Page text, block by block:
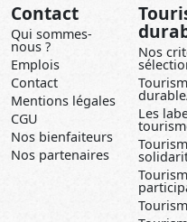
Contact
Qui sommes-
nous ?
Emplois
Contact
Mentions légales
CGU
Nos bienfaiteurs
Nos partenaires
Nos
Les